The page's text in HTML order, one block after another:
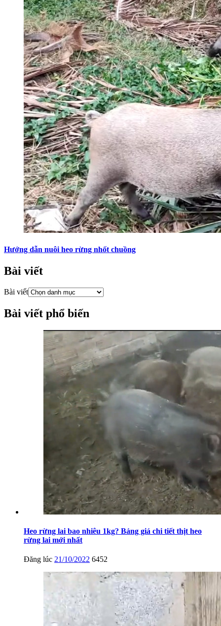
Hướng dẫn nuôi heo rừng nhốt chuồng
Bài viết
Bài viết
Bài viết phổ biến
Heo rừng lai bao nhiêu 1kg? Bảng giá chi tiết thịt heo
rừng lai mới nhất
Đăng lúc 21/10/2022 6452